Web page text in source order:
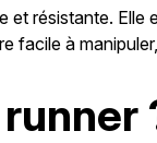
résistante.
à